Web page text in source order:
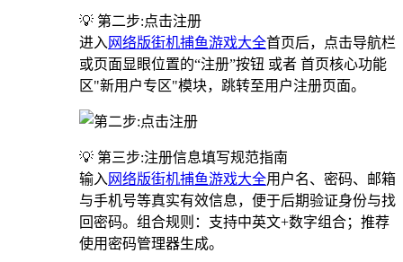
💡 第二步:点击注册
进入 网络版街机捕鱼游戏大全首页后，点击导航栏
或页面显眼位置的“注册”按钮 或者 首页核心功能
区"新用户专区"模块，跳转至用户注册页面。
💡 第三步:注册信息填写规范指南
输入 网络版街机捕鱼游戏大全用户名、密码、邮箱
与手机号等真实有效信息，便于后期验证身份与找
回密码。组合规则：支持中英文+数字组合；推荐
使用密码管理器生成。